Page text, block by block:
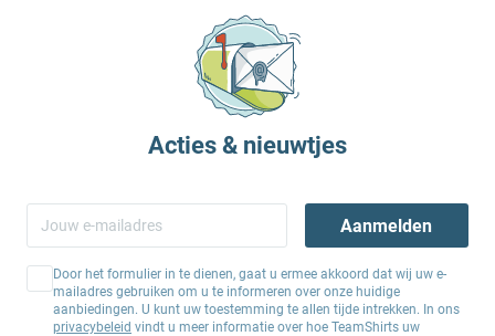
Acties & nieuwtjes
Aanmelden
Door het formulier in te dienen, gaat u ermee akkoord dat wij uw e-
mailadres gebruiken om u te informeren over onze huidige
aanbiedingen. U kunt uw toestemming te allen tijde intrekken. In ons
privacybeleid vindt u meer informatie over hoe TeamShirts uw